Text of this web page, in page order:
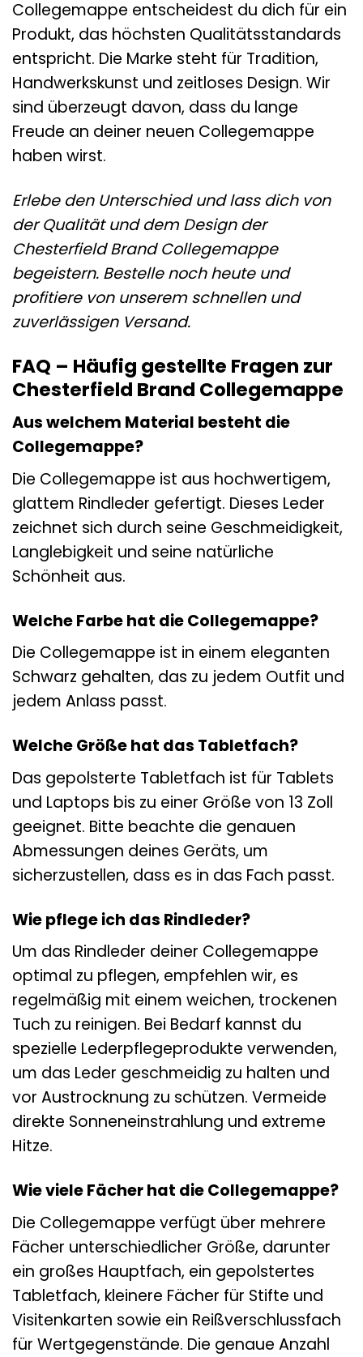
Collegemappe entscheidest du dich für ein
Produkt, das höchsten Qualitätsstandards
entspricht. Die Marke steht für Tradition,
Handwerkskunst und zeitloses Design. Wir
sind überzeugt davon, dass du lange
Freude an deiner neuen Collegemappe
haben wirst.
Erlebe den Unterschied und lass dich von
der Qualität und dem Design der
Chesterfield Brand Collegemappe
begeistern. Bestelle noch heute und
profitiere von unserem schnellen und
zuverlässigen Versand.
FAQ – Häufig gestellte Fragen zur
Chesterfield Brand Collegemappe
Aus welchem Material besteht die
Collegemappe?
Die Collegemappe ist aus hochwertigem,
glattem Rindleder gefertigt. Dieses Leder
zeichnet sich durch seine Geschmeidigkeit,
Langlebigkeit und seine natürliche
Schönheit aus.
Welche Farbe hat die Collegemappe?
Die Collegemappe ist in einem eleganten
Schwarz gehalten, das zu jedem Outfit und
jedem Anlass passt.
Welche Größe hat das Tabletfach?
Das gepolsterte Tabletfach ist für Tablets
und Laptops bis zu einer Größe von 13 Zoll
geeignet. Bitte beachte die genauen
Abmessungen deines Geräts, um
sicherzustellen, dass es in das Fach passt.
Wie pflege ich das Rindleder?
Um das Rindleder deiner Collegemappe
optimal zu pflegen, empfehlen wir, es
regelmäßig mit einem weichen, trockenen
Tuch zu reinigen. Bei Bedarf kannst du
spezielle Lederpflegeprodukte verwenden,
um das Leder geschmeidig zu halten und
vor Austrocknung zu schützen. Vermeide
direkte Sonneneinstrahlung und extreme
Hitze.
Wie viele Fächer hat die Collegemappe?
Die Collegemappe verfügt über mehrere
Fächer unterschiedlicher Größe, darunter
ein großes Hauptfach, ein gepolstertes
Tabletfach, kleinere Fächer für Stifte und
Visitenkarten sowie ein Reißverschlussfach
für Wertgegenstände. Die genaue Anzahl